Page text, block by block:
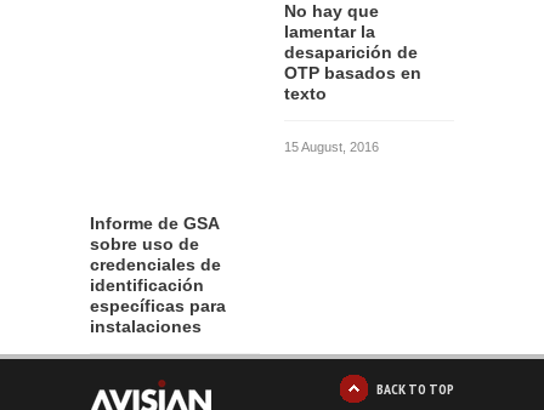
No hay que
lamentar la
desaparición de
OTP basados en
texto
15 August, 2016
Informe de GSA
sobre uso de
credenciales de
identificación
específicas para
instalaciones
12 August, 2016 BACK TO TOP